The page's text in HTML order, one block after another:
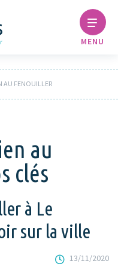
MENU
AU FENOUILLER
au
clés
à Le
sur la ville
13/11/2020